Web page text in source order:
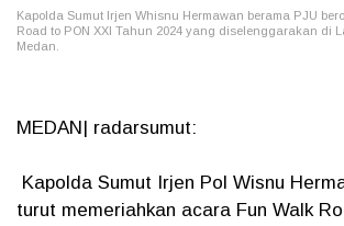
Kapolda Sumut Irjen Whisnu Hermawan berama PJU
Road to PON XXI Tahun 2024 yang diselenggarakan di
Medan.
MEDAN| radarsumut:
Kapolda Sumut Irjen Pol Wisnu
turut memeriahkan acara Fun Walk